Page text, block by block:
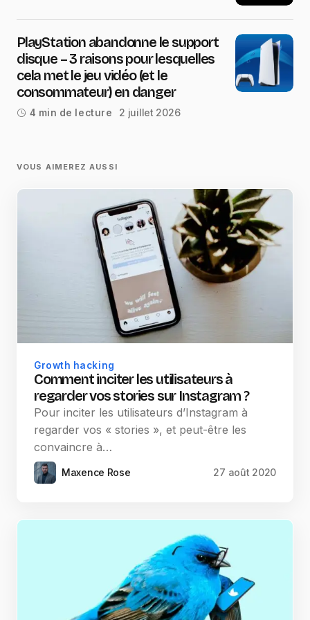
PlayStation abandonne le support
disque – 3 raisons pour lesquelles
cela met le jeu vidéo (et le
consommateur) en danger
4 min de lecture 2 juillet 2026
VOUS AIMEREZ AUSSI
Growth hacking
Comment inciter les utilisateurs à
regarder vos stories sur Instagram ?
Pour inciter les utilisateurs d’Instagram à
regarder vos « stories », et peut-être les
convaincre à…
Maxence Rose 27 août 2020